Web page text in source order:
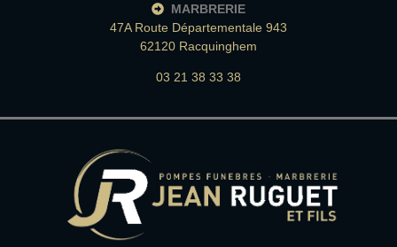
MARBRERIE
47A Route Départementale 943
62120 Racquinghem
03 21 38 33 38